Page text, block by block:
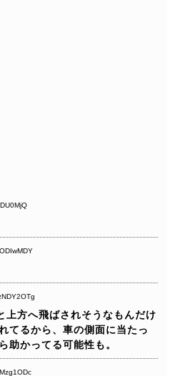
上方へ飛ばされそうなもんだけ
てるから、車の側面に当たっ
助かってる可能性も。